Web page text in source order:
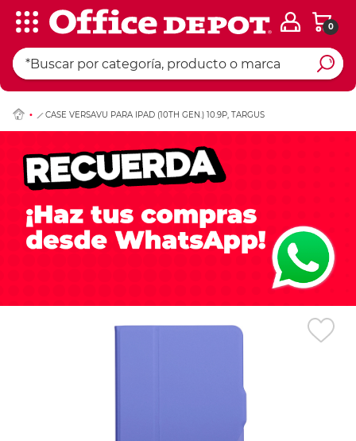
0
CASE VERSAVU PARA IPAD (10TH GEN.) 10.9P, TARGUS
Ingresar Codigo